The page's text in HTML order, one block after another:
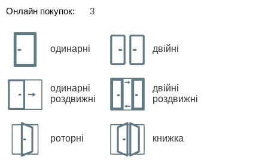
Онлайн покупок: 3
одинарні двійні
одинарні
роздвижні
двійні
роздвижні
роторні книжка